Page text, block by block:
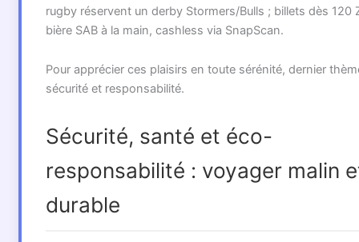
rugby réservent un derby Stormers/Bulls ; billets dès 120
bière SAB à la main, cashless via SnapScan.
Pour apprécier ces plaisirs en toute sérénité, dernier
sécurité et responsabilité.
Sécurité, santé et éco-
responsabilité : voyager malin
durable